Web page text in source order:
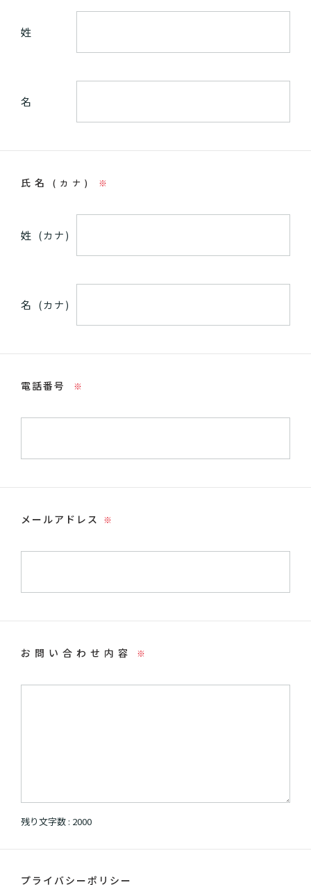
姓
名
氏名(カナ) ※
姓 (カナ)
名 (カナ)
電話番号 ※
メールアドレス ※
お問い合わせ内容 ※
残り文字数 : 2000
プライバシーポリシー